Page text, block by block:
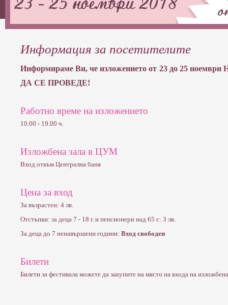
Информация за посетителите
Информираме Ви, че изложението от 23 до 25
ДА СЕ ПРОВЕДЕ!
Работно време на изложението
10.00 - 19.00 ч.
Изложбена зала в ЦУМ
Вход откъм Централна баня
Цена за вход
За възрастен: 4 лв.
Отстъпки: за деца 7 - 18 г. и пенсионери над 65 г.: 3 лв.
За деца до 7 ненавършени години: Вход свободен
Билети
Билети за фестивала можете да закупите на място на входа на